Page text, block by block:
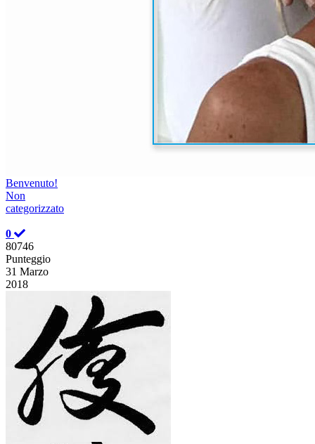
Benvenuto!
Non
categorizzato
0
80746
Punteggio
31 Marzo
2018